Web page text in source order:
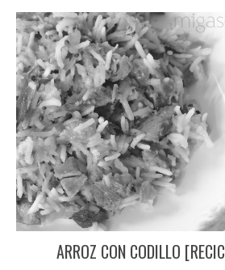
ARROZ CON CODILLO